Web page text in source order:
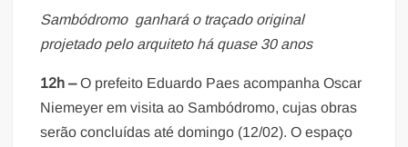
Sambódromo ganhará o traçado original
projetado pelo arquiteto há quase 30 anos
12h –O prefeito Eduardo Paes acompanha Oscar
Niemeyer em visita ao Sambódromo, cujas obras
serão concluídas até domingo (12/02). O espaço